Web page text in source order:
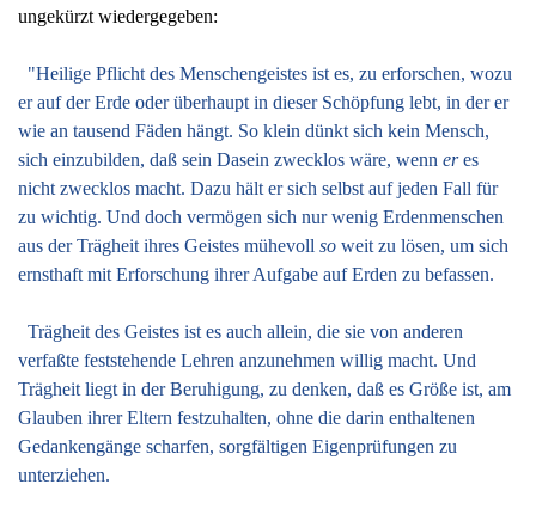
ungekürzt wiedergegeben:
"Heilige Pflicht des Menschengeistes ist es, zu erforschen, wozu
er auf der Erde oder überhaupt in dieser Schöpfung lebt, in der er
wie an tausend Fäden hängt. So klein dünkt sich kein Mensch,
sich einzubilden, daß sein Dasein zwecklos wäre, wenn eres
nicht zwecklos macht. Dazu hält er sich selbst auf jeden Fall für
zu wichtig. Und doch vermögen sich nur wenig Erdenmenschen
aus der Trägheit ihres Geistes mühevoll so weit zu lösen, um sich
ernsthaft mit Erforschung ihrer Aufgabe auf Erden zu befassen.
Trägheit des Geistes ist es auch allein, die sie von anderen
verfaßte feststehende Lehren anzunehmen willig macht. Und
Trägheit liegt in der Beruhigung, zu denken, daß es Größe ist, am
Glauben ihrer Eltern festzuhalten, ohne die darin enthaltenen
Gedankengänge scharfen, sorgfältigen Eigenprüfungen zu
unterziehen.